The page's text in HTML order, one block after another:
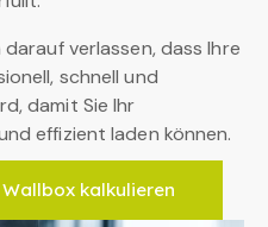
verlassen, dass Ihre
schnell und
damit Sie Ihr
effizient laden können.
kalkulieren